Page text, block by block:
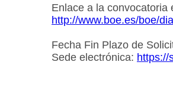
Enlace a la convocatoria
http://www.boe.es/boe/
Fecha Fin Plazo de
Sede electrónica: https://